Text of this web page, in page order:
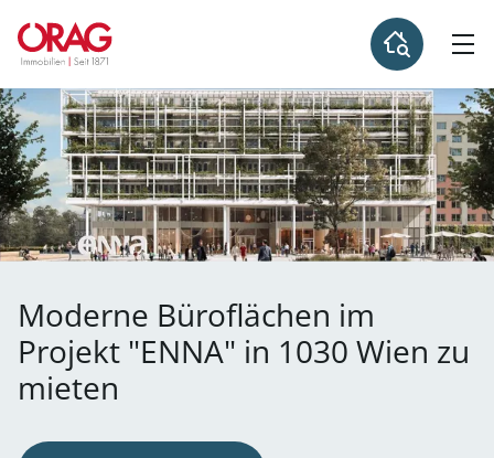
Moderne Büroflächen im
Projekt "ENNA" in 1030 Wien zu
mieten